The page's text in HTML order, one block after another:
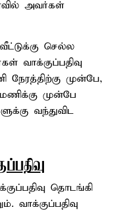
அவர்கள்
செல்ல
வாக்குப்பதிவு
முன்பே,
முன்பே
வந்துவிட
தொடங்கி
வாக்குப்பதிவு